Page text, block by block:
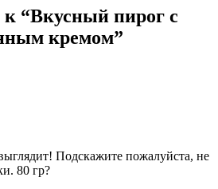
“Вкусный пирог с
кремом”
Подскажите пожалуйста, не
80 гр?